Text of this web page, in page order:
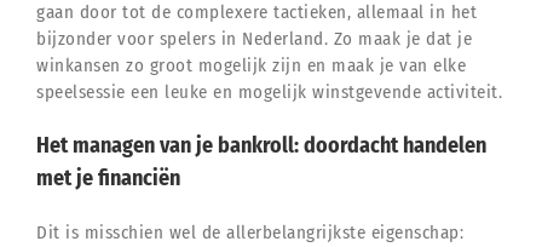
gaan door tot de complexere tactieken, allemaal in het
bijzonder voor spelers in Nederland. Zo maak je dat je
winkansen zo groot mogelijk zijn en maak je van elke
speelsessie een leuke en mogelijk winstgevende activiteit.
Het managen van je bankroll: doordacht handelen
met je financiën
Dit is misschien wel de allerbelangrijkste eigenschap: